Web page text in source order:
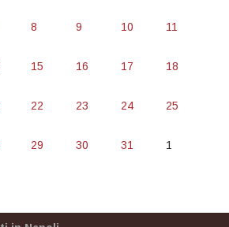
8 9 10 11
15 16 17 18
22 23 24 25
29 30 31 1